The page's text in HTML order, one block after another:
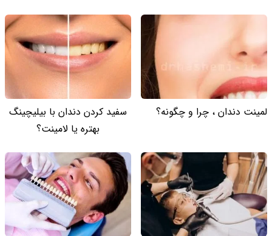
لمینت دندان ، چرا و چگونه؟
سفید کردن دندان با بیلیچینگ
بهتره یا لامینت؟